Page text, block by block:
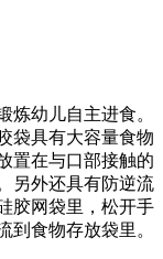
炼幼儿自主进食。
袋具有大容量食物
置在与口部接触的
另外还具有防逆流
胶网袋里，松开手
到食物存放袋里。